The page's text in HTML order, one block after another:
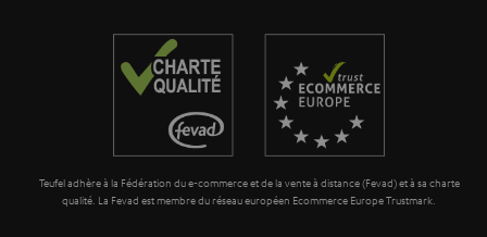
a
n
e
Teufel adhère à la Fédération du e-commerce et de la vente à distance (Fevad) et à sa charte
qualité. La Fevad est membre du réseau européen Ecommerce Europe Trustmark.